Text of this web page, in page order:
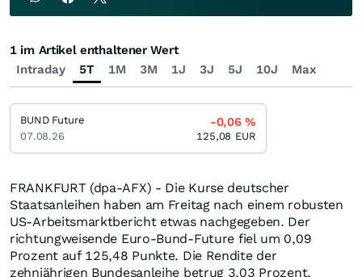
FRANKFURT (dpa-AFX) - Die Kurse deutscher
Staatsanleihen haben am Freitag nach einem robusten
US-Arbeitsmarktbericht etwas nachgegeben. Der
richtungweisende Euro-Bund-Future fiel um 0,09
Prozent auf 125,48 Punkte. Die Rendite der
zehnjährigen Bundesanleihe betrug 3,03 Prozent.
Intraday 5T 1M 3M 1J 3J 5J 10J Max
1 im Artikel enthaltener Wert
BUND Future
07.08.26
-0,06%
125,08 EUR